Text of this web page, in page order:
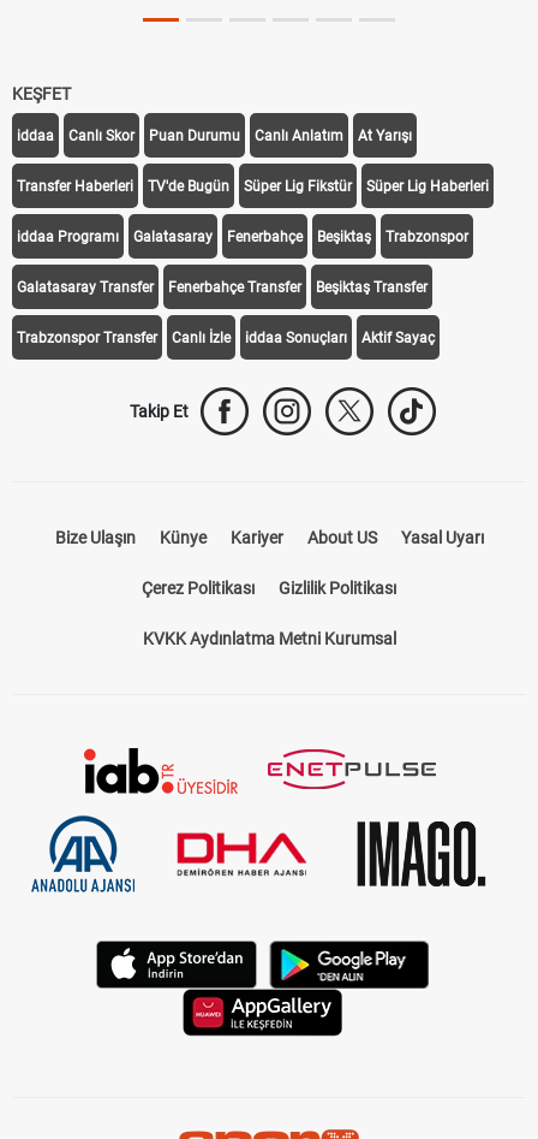
KEŞFET
iddaa Canlı Skor Puan Durumu Canlı Anlatım At Yarışı
Transfer Haberleri TV'de Bugün Süper Lig Fikstür Süper Lig Haberleri
iddaa Programı Galatasaray Fenerbahçe Beşiktaş Trabzonspor
Galatasaray Transfer Fenerbahçe Transfer Beşiktaş Transfer
Trabzonspor Transfer Canlı İzle iddaa Sonuçları Aktif Sayaç
Takip Et
Bize Ulaşın Künye Kariyer About US Yasal Uyarı
Çerez Politikası Gizlilik Politikası
KVKK Aydınlatma Metni Kurumsal